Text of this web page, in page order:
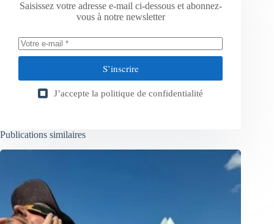
Saisissez votre adresse e-mail ci-dessous et abonnez-
vous à notre newsletter
S’inscrire
J’accepte la politique de confidentialité
Publications similaires